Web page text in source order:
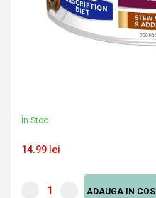
În Stoc
14.99 lei
ADAUGA IN COS